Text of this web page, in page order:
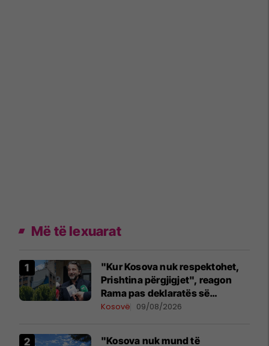
Më të lexuarat
"Kur Kosova nuk respektohet,
Prishtina përgjigjet", reagon
Rama pas deklaratës së
Zelenskyt në Beograd
Kosovë 09/08/2026
"Kosova nuk mund të